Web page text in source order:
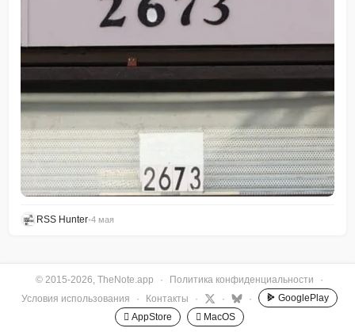
RSS Hunter•4 мая
© 2015-2026, TheNote.app · Политика конфиденциальности
·
Условия использования
· Контакты · · ·
GooglePlay
 AppStore
 MacOS